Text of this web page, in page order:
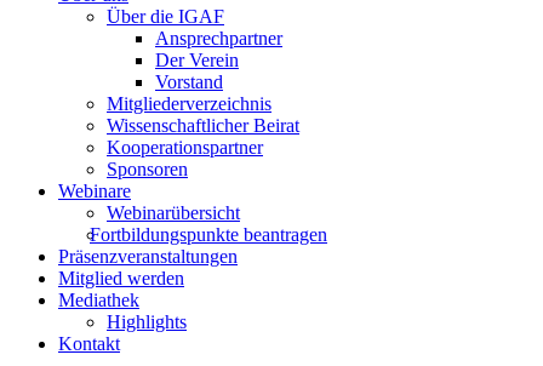
Über die IGAF
Ansprechpartner
Der Verein
Vorstand
Mitgliederverzeichnis
Wissenschaftlicher Beirat
Kooperationspartner
Sponsoren
Webinare
Webinarübersicht
Fortbildungspunkte beantragen
Präsenzveranstaltungen
Mitglied werden
Mediathek
Highlights
Kontakt